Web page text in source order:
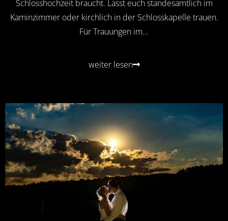
Schlosshochzeit braucht. Lasst euch standesamtlich im
Kaminzimmer oder kirchlich in der Schlosskapelle trauen.
Für Trauungen im...
weiter lesen